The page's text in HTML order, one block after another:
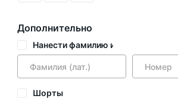
Дополнительно
Нанести фамилию и номер
Шорты